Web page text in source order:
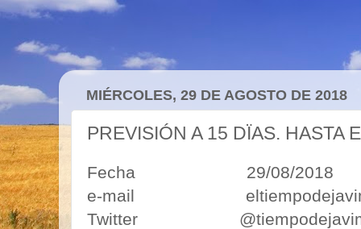
MIÉRCOLES, 29 DE AGOSTO DE 2018
PREVISIÓN A 15 DÏAS. HASTA
Fecha 29/08/2018
e-mail
Twitter